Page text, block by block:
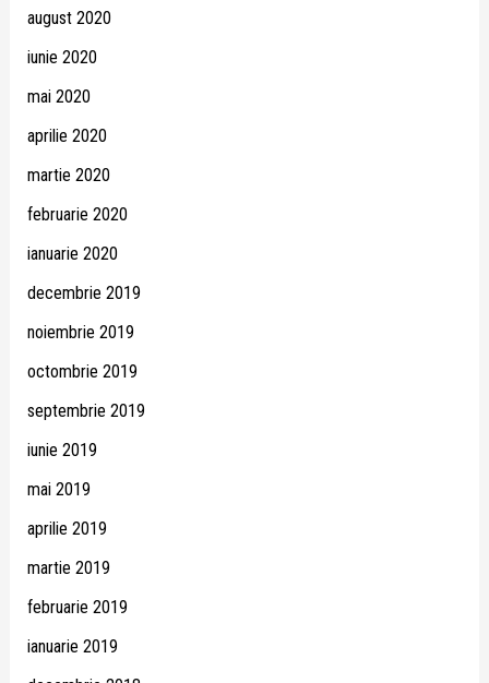
august 2020
iunie 2020
mai 2020
aprilie 2020
martie 2020
februarie 2020
ianuarie 2020
decembrie 2019
noiembrie 2019
octombrie 2019
septembrie 2019
iunie 2019
mai 2019
aprilie 2019
martie 2019
februarie 2019
ianuarie 2019